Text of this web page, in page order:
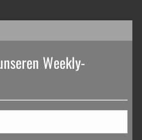
Weekly-